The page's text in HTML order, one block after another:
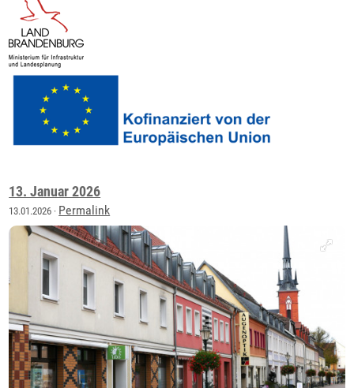
13. Januar 2026
13.01.2026 · Permalink